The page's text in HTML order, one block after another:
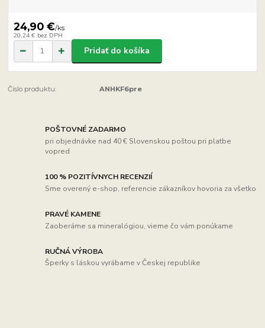
24,90 €/ks
20,24 € bez DPH
Pridať do košíka
Číslo produktu: ANHKF6pre
POŠTOVNÉ ZADARMO
pri objednávke nad 40 € Slovenskou poštou pri platbe
vopred
100 % POZITÍVNYCH RECENZIÍ
Sme overený e-shop, referencie zákazníkov hovoria za všetko
PRAVÉ KAMENE
Zaoberáme sa mineralógiou, vieme čo vám ponúkame
RUČNÁ VÝROBA
Šperky s láskou vyrábame v Českej republike